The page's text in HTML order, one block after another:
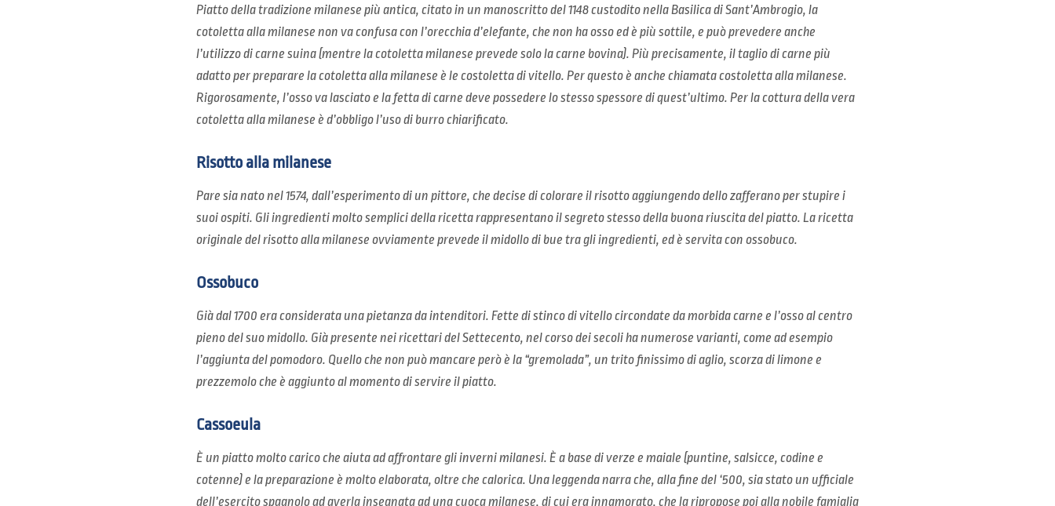
Piatto della tradizione milanese più antica, citato in un manoscritto del 1148 custodito nella Basilica di Sant’Ambrogio, la
cotoletta alla milanese non va confusa con l’orecchia d’elefante, che non ha osso ed è più sottile, e può prevedere anche
l’utilizzo di carne suina (mentre la cotoletta milanese prevede solo la carne bovina). Più precisamente, il taglio di carne più
adatto per preparare la cotoletta alla milanese è le costoletta di vitello. Per questo è anche chiamata costoletta alla milanese.
Rigorosamente, l’osso va lasciato e la fetta di carne deve possedere lo stesso spessore di quest’ultimo. Per la cottura della vera
cotoletta alla milanese è d’obbligo l’uso di burro chiarificato.
Risotto alla milanese
Pare sia nato nel 1574, dall’esperimento di un pittore, che decise di colorare il risotto aggiungendo dello zafferano per stupire i
suoi ospiti. Gli ingredienti molto semplici della ricetta rappresentano il segreto stesso della buona riuscita del piatto. La ricetta
originale del risotto alla milanese ovviamente prevede il midollo di bue tra gli ingredienti, ed è servita con ossobuco.
Ossobuco
Già dal 1700 era considerata una pietanza da intenditori. Fette di stinco di vitello circondate da morbida carne e l’osso al centro
pieno del suo midollo. Già presente nei ricettari del Settecento, nel corso dei secoli ha numerose varianti, come ad esempio
l’aggiunta del pomodoro. Quello che non può mancare però è la “gremolada”, un trito finissimo di aglio, scorza di limone e
prezzemolo che è aggiunto al momento di servire il piatto.
Cassoeula
È un piatto molto carico che aiuta ad affrontare gli inverni milanesi. È a base di verze e maiale (puntine, salsicce, codine e
cotenne) e la preparazione è molto elaborata, oltre che calorica. Una leggenda narra che, alla fine del ‘500, sia stato un ufficiale
dell’esercito spagnolo ad averla insegnata ad una cuoca milanese, di cui era innamorato, che la ripropose poi alla nobile famiglia